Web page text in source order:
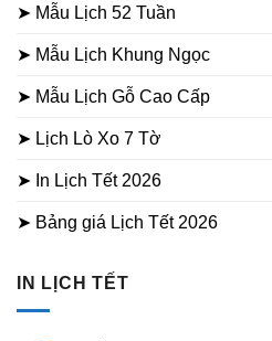
➤ Mẫu Lịch 52 Tuần
➤ Mẫu Lịch Khung Ngọc
➤ Mẫu Lịch Gỗ Cao Cấp
➤ Lịch Lò Xo 7 Tờ
➤ In Lịch Tết 2026
➤ Bảng giá Lịch Tết 2026
IN LỊCH TẾT